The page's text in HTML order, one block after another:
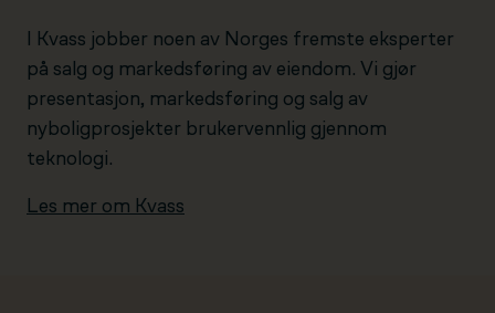
I Kvass jobber noen av Norges fremste eksperter
på salg og markedsføring av eiendom. Vi gjør
presentasjon, markedsføring og salg av
nyboligprosjekter brukervennlig gjennom
teknologi.
Les mer om Kvass